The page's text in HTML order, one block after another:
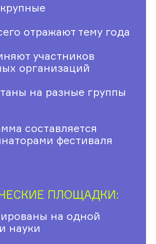
отражают тему года
участников
организаций
на разные группы
составляется
фестиваля
ПЛОЩАДКИ:
на одной
науки